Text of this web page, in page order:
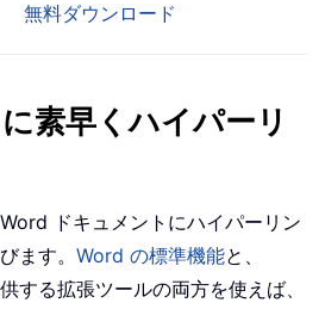
無料ダウンロード
素早くハイパーリ
ドキュメントにハイパーリン
ます。 Word の標準機能と、
する拡張ツールの両方を使えば、